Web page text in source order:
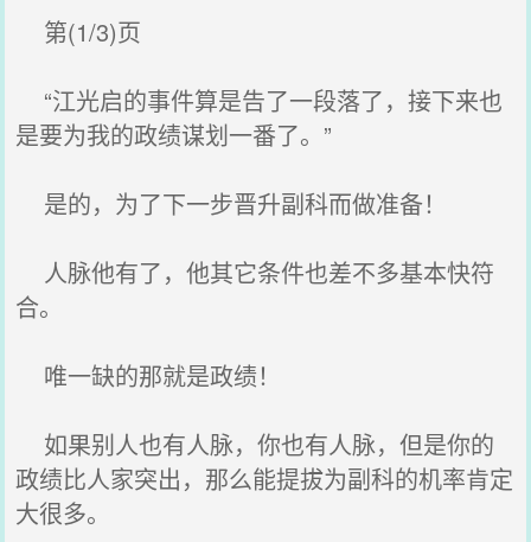
第(1/3)页
“江光启的事件算是告了一段落了，接下来也
是要为我的政绩谋划一番了。”
是的，为了下一步晋升副科而做准备！
人脉他有了，他其它条件也差不多基本快符
合。
唯一缺的那就是政绩！
如果别人也有人脉，你也有人脉，但是你的
政绩比人家突出，那么能提拔为副科的机率肯定
大很多。